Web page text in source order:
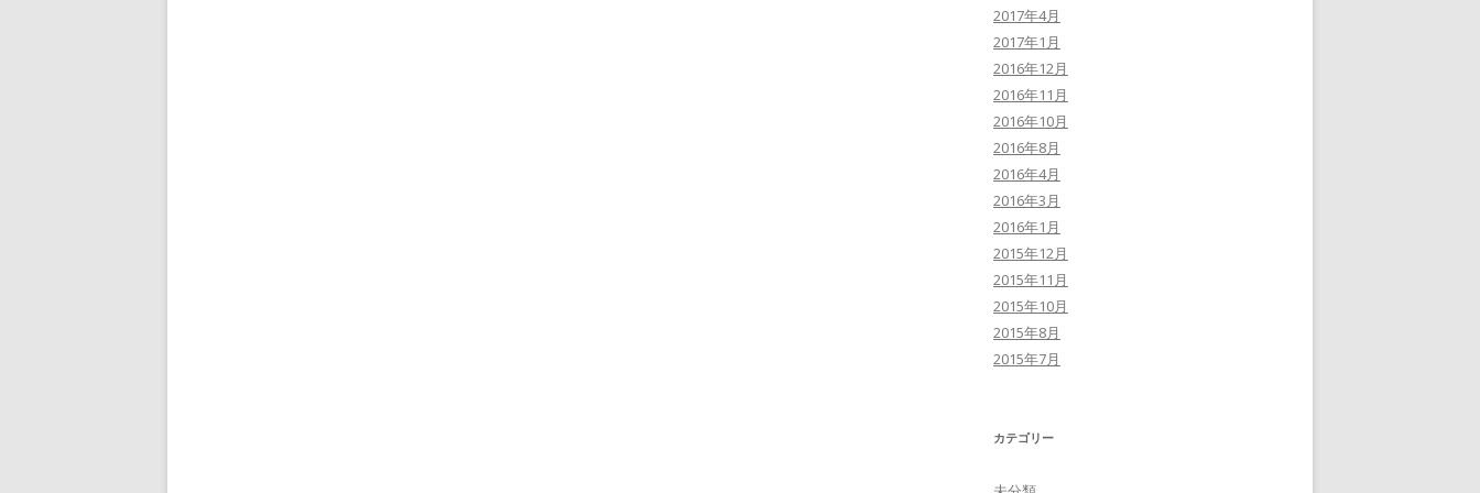
2017年4月
2017年1月
2016年12月
2016年11月
2016年10月
2016年8月
2016年4月
2016年3月
2016年1月
2015年12月
2015年11月
2015年10月
2015年8月
2015年7月
カテゴリー